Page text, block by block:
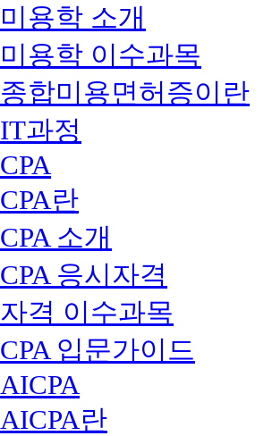
미용학 소개
미용학 이수과목
종합미용면허증이란
IT과정
CPA
CPA란
CPA 소개
CPA 응시자격
자격 이수과목
CPA 입문가이드
AICPA
AICPA란